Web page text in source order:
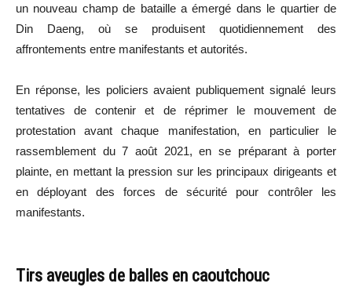
un nouveau champ de bataille a émergé dans le quartier de
Din Daeng, où se produisent quotidiennement des
affrontements entre manifestants et autorités.
En réponse, les policiers avaient publiquement signalé leurs
tentatives de contenir et de réprimer le mouvement de
protestation avant chaque manifestation, en particulier le
rassemblement du 7 août 2021, en se préparant à porter
plainte, en mettant la pression sur les principaux dirigeants et
en déployant des forces de sécurité pour contrôler les
manifestants.
Tirs aveugles de balles en caoutchouc